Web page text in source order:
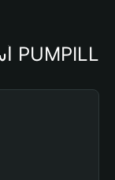
أسباب أهمية استخدام محفظة PUMPILL